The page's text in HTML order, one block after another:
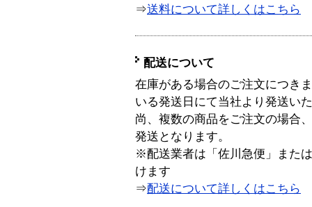
⇒送料について詳しくはこちら
配送について
在庫がある場合のご注文につき
いる発送日にて当社より発送い
尚、複数の商品をご注文の場合
発送となります。
※配送業者は「佐川急便」また
けます
⇒配送について詳しくはこちら